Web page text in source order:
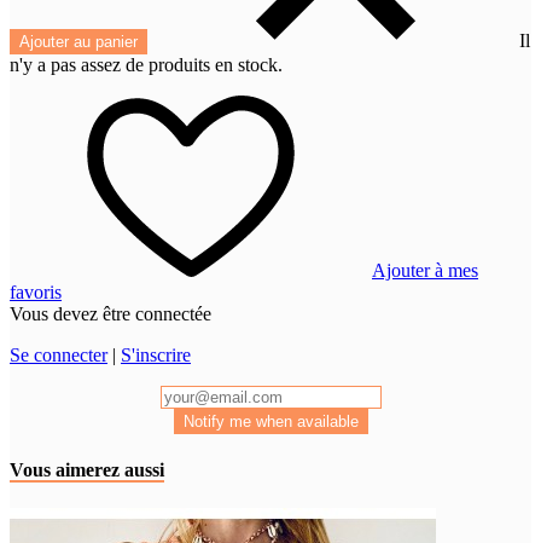
Ajouter au panier
Il
n'y a pas assez de produits en stock.
Ajouter à mes
favoris
Vous devez être connectée
Se connecter| S'inscrire
Notify me when available
Vous aimerez aussi